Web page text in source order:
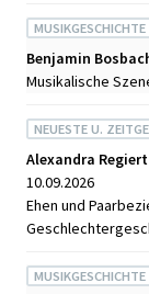
MUSIKGESCHICHTE
Benjamin
Musikalische
NEUESTE U.
Alexandra
10.09.2026
Ehen und
MUSIKGESCHICHTE